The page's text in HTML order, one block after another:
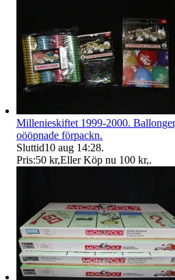
Millenieskiftet 1999-2000.
oööpnade förpackn.
Sluttid10 aug 14:28.
Pris:50 kr,Eller Köp nu 100 kr,.